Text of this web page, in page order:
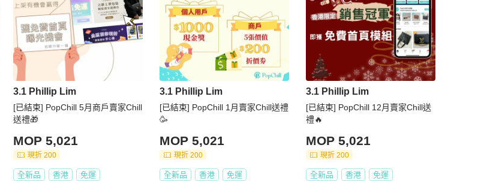
3.1 Phillip Lim
[已結束] PopChill 5月商戶賣家Chill
送禮🎁
MOP 5,021
現折 200
全新品 香港 免運
3.1 Phillip Lim
[已結束] PopChill 1月賣家Chill送禮
🥳
MOP 5,021
現折 200
全新品 香港 免運
3.1 Phillip Lim
[已結束] PopChill 12月賣家Chill送
禮🔥
MOP 5,021
現折 200
全新品 香港 免運